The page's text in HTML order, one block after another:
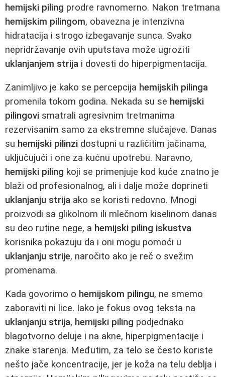
hemijski piling prodre ravnomerno. Nakon tretmana
hemijskim pilingom, obavezna je intenzivna
hidratacija i strogo izbegavanje sunca. Svako
nepridržavanje ovih uputstava može ugroziti
uklanjanjem strija i dovesti do hiperpigmentacija.
Zanimljivo je kako se percepcija hemijskih pilinga
promenila tokom godina. Nekada su se hemijski
pilingovi smatrali agresivnim tretmanima
rezervisanim samo za ekstremne slučajeve. Danas
su hemijski pilinzi dostupni u različitim jačinama,
uključujući i one za kućnu upotrebu. Naravno,
hemijski piling koji se primenjuje kod kuće znatno je
blaži od profesionalnog, ali i dalje može doprineti
uklanjanju strija ako se koristi redovno. Mnogi
proizvodi sa glikolnom ili mlečnom kiselinom danas
su deo rutine nege, a hemijski piling iskustva
korisnika pokazuju da i oni mogu pomoći u
uklanjanju strije, naročito ako je reč o svežim
promenama.
Kada govorimo o hemijskom pilingu, ne smemo
zaboraviti ni lice. Iako je fokus ovog teksta na
uklanjanju strija, hemijski piling podjednako
blagotvorno deluje i na akne, hiperpigmentacije i
znake starenja. Međutim, za telo se često koriste
nešto jače koncentracije, jer je koža na telu deblja i